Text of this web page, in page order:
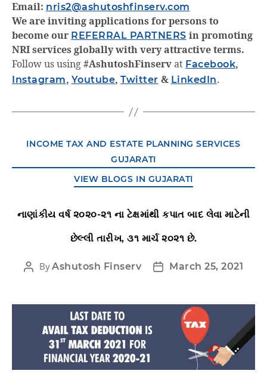
Email: nris2@ashutoshfinserv.com
We are inviting applications for persons to
become our REFERRAL PARTNERS in promoting
NRI services globally with very attractive terms.
Follow us using #AshutoshFinserv at Facebook,
Instagram, Youtube, Twitter & LinkedIn.
INCOME TAX AND ESTATE PLANNING SERVICES
GUJARATI
VIEW BLOGS IN GUJARATI
નાણાંકીય વર્ષ ૨૦૨૦-૨૧ ના ટેક્ષમાંથી કપાત બાદ લેવા માટેની
છેલ્લી તારીખ, ૩૧ માર્ચ ૨૦૨૧ છે.
ByAshutosh Finserv March 25, 2021